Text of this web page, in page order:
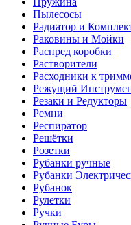
Пылесосы
Радиатор и
Раковины и Мойки
Распред коробки
Растворители
Расходники к
Режущий
Резаки и Редукторы
Ремни
Респиратор
Решётки
Розетки
Рубанки ручные
Рубанки
Рубанок
Рулетки
Ручки